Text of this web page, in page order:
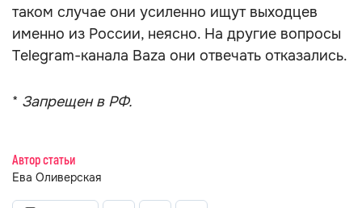
таком случае они усиленно ищут выходцев
именно из России, неясно. На другие вопросы
Telegram-канала Baza они отвечать отказались.
* Запрещен в РФ.
Автор статьи
Ева Оливерская